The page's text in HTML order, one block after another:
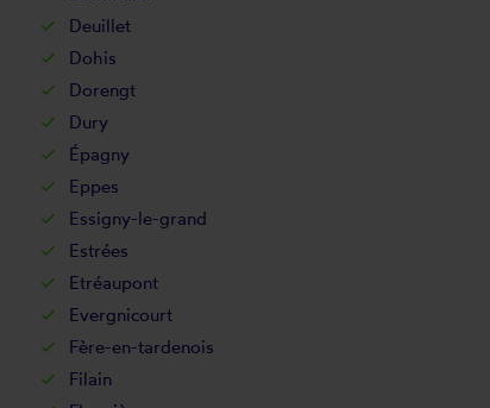
Deuillet
Dohis
Dorengt
Dury
Épagny
Eppes
Essigny-le-grand
Estrées
Etréaupont
Evergnicourt
Fère-en-tardenois
Filain